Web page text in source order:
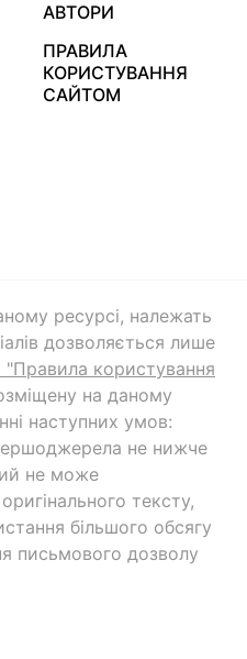
АВТОРИ
ПРАВИЛА
КОРИСТУВАННЯ
САЙТОМ
ресурсі, належать
дозволяється лише
"Правила користування
на даному
наступних умов:
не нижче
не може
тексту,
більшого обсягу
письмового дозволу